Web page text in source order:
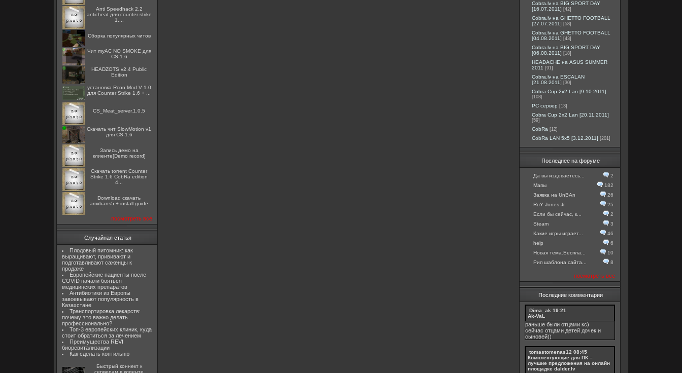
Anti Speedhack 2.2
anticheat для counter strike
1....
Сборка популярных читов
Чит myAC NO SMOKE для
CS-1.6
HEADZOTS v2.4 Public
Edition
установка Rcon Mod V 1.0
для Counter Strike 1.6 + ...
CS_Meat_server.1.0.5
Скачать чит SlowMotion v1
для CS-1.6
Запись демо на
клиенте[Demo record]
Скачать torrent Counter
Strike 1.6 CobRa edition
4...
Download скачать
amxbans5 + install guide
посмотреть все
Случайная статья
Плодовый питомник: как
выращивают, прививают и
подготавливают саженцы к
продаже
Европейские пациенты после
COVID начали бояться
медицинских препаратов
Антибиотики из Европы
завоевывают популярность в
Казахстане
Транспортировка лекарств:
почему это важно делать
профессионально?
Топ-3 европейских клиник, куда
стоит обратиться за лечением
Преимущества REVI
биоревитализации
Как сделать коптильню
Быстрый коннект к
серверам в клиенте
Cobra.lv на BIG SPORT DAY
[16.07.2011] [42]
Cobra.lv на GHETTO FOOTBALL
[27.07.2011] [58]
Cobra.lv на GHETTO FOOTBALL
[04.08.2011] [43]
Cobra.lv на BIG SPORT DAY
[06.08.2011] [18]
HEADACHE на ASUS SUMMER
2011 [91]
Cobra.lv на ESCALAN
[21.08.2011] [30]
Cobra Cup 2x2 Lan [9.10.2011]
[103]
PC сервер [13]
Cobra Cup 2x2 Lan [20.11.2011]
[59]
CobRa [12]
CobRa LAN 5x5 [3.12.2011] [201]
Последнее на форуме
Да вы издеваетесь...
2
Мапы
182
Заявка на UnBAn
26
RoY Jones Jr.
25
Если бы сейчас, к...
2
Steam
3
Какие игры играет...
46
help
6
Новая тема.Беспла...
10
Рип шаблона сайта...
8
посмотреть все
Последние комментарии
Dima_ak 19:21
Ak-VaL
раньше были отцами кс)
сейчас отцами детей дочек и
сыновей))
tomastomenas12 08:45
Комплектующие для ПК –
лучшие предложения на онлайн
площадке dalder.lv